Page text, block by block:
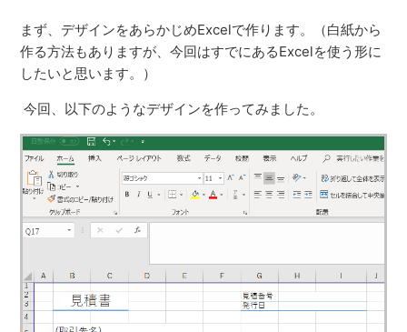
まず、デザインをあらかじめExcelで作ります。（白紙から
作る方法もありますが、今回はすでにあるExcelを使う形に
したいと思います。）
今回、以下のようなデザインを作ってみました。